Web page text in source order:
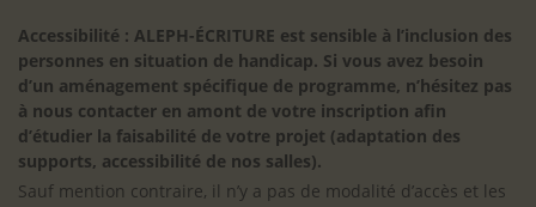
Accessibilité : ALEPH-ÉCRITURE est sensible à l’inclusion des
personnes en situation de handicap. Si vous avez besoin
d’un aménagement spécifique de programme, n’hésitez pas
à nous contacter en amont de votre inscription afin
d’étudier la faisabilité de votre projet (adaptation des
supports, accessibilité de nos salles).
Sauf mention contraire, il n’y a pas de modalité d’accès et les